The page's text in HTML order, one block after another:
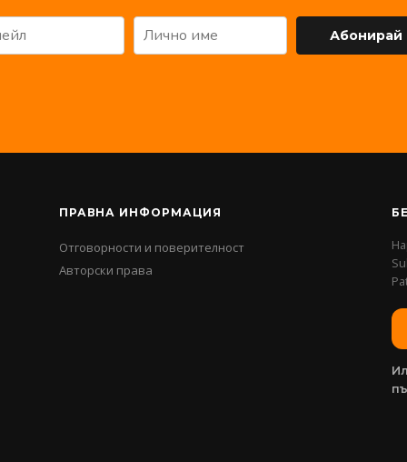
Абонирай
ПРАВНА ИНФОРМАЦИЯ
Отговорности и поверителност
Авторски права